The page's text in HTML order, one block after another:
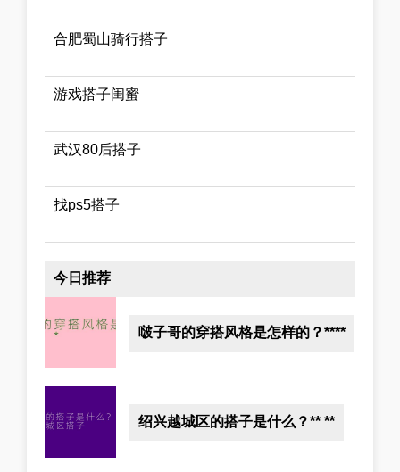
合肥蜀山骑行搭子
游戏搭子闺蜜
武汉80后搭子
找ps5搭子
今日推荐
啵子哥的穿搭风格是怎样的？****
绍兴越城区的搭子是什么？** **